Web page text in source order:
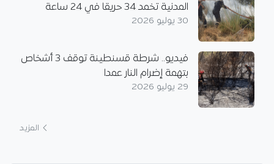
المدنية تخمد 34 حريقا في 24 ساعة
30 يوليو 2026
فيديو.. شرطة قسنطينة توقف 3 أشخاص
بتهمة إضرام النار عمدا
29 يوليو 2026
المزيد